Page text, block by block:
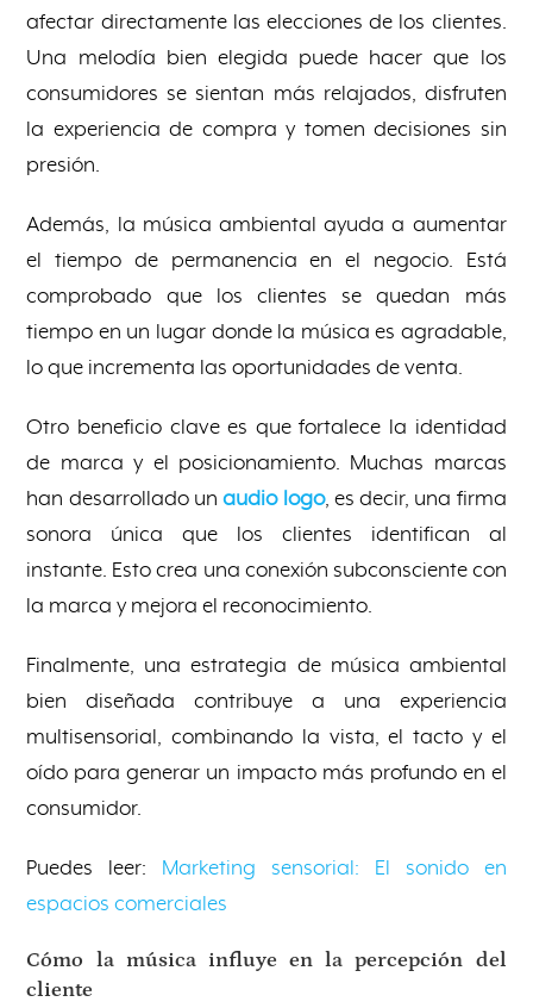
afectar directamente las elecciones de los clientes.
Una melodía bien elegida puede hacer que los
consumidores se sientan más relajados, disfruten
la experiencia de compra y tomen decisiones sin
presión.
Además, la música ambiental ayuda a aumentar
el tiempo de permanencia en el negocio. Está
comprobado que los clientes se quedan más
tiempo en un lugar donde la música es agradable,
lo que incrementa las oportunidades de venta.
Otro beneficio clave es que fortalece la identidad
de marca y el posicionamiento. Muchas marcas
han desarrollado unaudio logo, es decir, una firma
sonora única que los clientes identifican al
instante. Esto crea una conexión subconsciente con
la marca y mejora el reconocimiento.
Finalmente, una estrategia de música ambiental
bien diseñada contribuye a una experiencia
multisensorial, combinando la vista, el tacto y el
oído para generar un impacto más profundo en el
consumidor.
Puedes leer: Marketing sensorial: El sonido en
espacios comerciales
Cómo la música influye en la percepción del
cliente